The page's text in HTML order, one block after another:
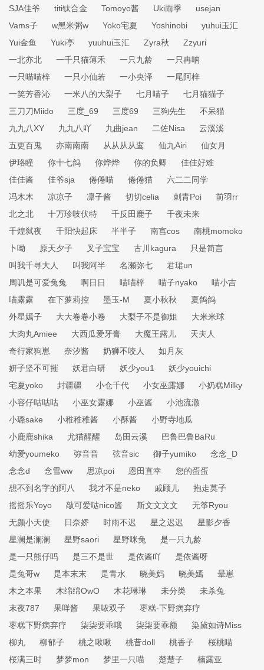
SJA佳爷
titi钛合金 Tomoyo酱 Uki雨季
usejan
Vams子
w黑米粥w Yoko宅夏 Yoshinobi
yuhui玉汇
Yui金鱼
Yuki亭 yuuhui玉汇 Zyra秋
Zzyuri
一北亦北
一千只猫薄禾 一只九龄
一只冉呐
一只喵喵梓
一只小仙若 一小央泽
一尾阿梓
一笑芳香沁
一米八的大梨子 七月喵子
七月猫猫子
三刀刀Miido
三度_69 三度69 三狗先生
不呆猫
九九八XY
九九八吖 九曲jean 二佐Nisa
云溪溪
五更百鬼
亦南南南 从从从从鸾 仙九Airi
仙女月
伊珞瞳
你十七鸽 你烨烨 你的负卿
佳佳好难
佳佳酱
佳爷sja 倦倦喵 倦倦猫
六二二同学
冯木木
凉凉子 凛子酱 切切celia 刺青Poi
前羽rr
北之北
十万珍吱伏特 千反田鹿子
千夜未来
千煌弑夜
千阳快起床 半半子 南宫cos
南桃momoko
卜呦
原天夕子 叉子宝宝 古川kagura
只是简言
叫我千寻大人
叫我阿半 名濑弥七
君珺un
周叽是可爱兔兔
啊日日 喵喵梓 喵子nyako
喵小吉
喵露露
在下萝莉控 墨玉-M 夏小秋秋
夏鸽鸽
外星嫣子
大大卷卷小卷 大梨子不是御姐
大米米球
大肉丸Amiee
大西瓜爱牙膏 大魔王露儿
天夫人
奇行家狗崽
奈汐酱 奶狮不咬人
如月灰
妍子坚不可摧
妖君白研 妖少you1
妖少youichi
宅夏yoko
封疆疆 小仓千代 小女巫露娜
小奶糕Milky
小容仔咕咕咕
小巫女露娜 小巫酱
小池流澈
小璐sake
小稚稚稚酱 小酥酱
小野寺地瓜
小鹿鹿shika
尤猫醒醒 岛田云溪
巴鲁巴鲁BaRu
幼爱youmeko
弥音音 弦音sic 御子yumiko
念念_D
念念d
念雪ww 思凉poi 恩田直幸
您的蛋蛋
想不到名字的阿八
我才不是neko 戚顾儿
抱走莫子
摇摇乐Yoyo
敲可爱哒nico酱 斯文文文文
无筝Ryou
无颜小天使
日奈娇 时雨不迟 星之迟迟
星影夕香
星澜是澜澜
星野saori 星野咪兔
是一只九龄
是一只熊仔吗
是三不是世 是依酱吖
是依酱呀
是兔哥w
是本末末 是青水 晓美妈 晓美嫣
晕崽
木之本果
木绵绵OwO 木花琳琳 未分类
未杀兔
末夜787
果咩酱 果哝双子
枣糕-下野病弃疗
枣糕下野病弃疗
柒柒要乖哦 柒柒要乖额
染黛如诗Miss
柳丸
柳郁子 桃之啾啾 桃昔doll 桃香子
桜桃喵
桜满三时
梦梦mon 梦里一只喵 楚楚子 楠露亚